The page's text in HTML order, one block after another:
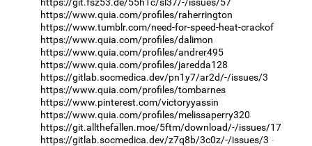
https://www.quia.com/profiles/raherrington
https://www.tumblr.com/need-for-speed-heat-crackof
https://www.quia.com/profiles/dalimon
https://www.quia.com/profiles/andrer495
https://www.quia.com/profiles/jaredda128
https://gitlab.socmedica.dev/pn1y7/ar2d/-/issues/3
https://www.quia.com/profiles/tombarnes
https://www.pinterest.com/victoryyassin
https://www.quia.com/profiles/melissaperry320
https://git.allthefallen.moe/5ftm/download/-/issues/17
https://gitlab.socmedica.dev/z7q8b/3c0z/-/issues/3